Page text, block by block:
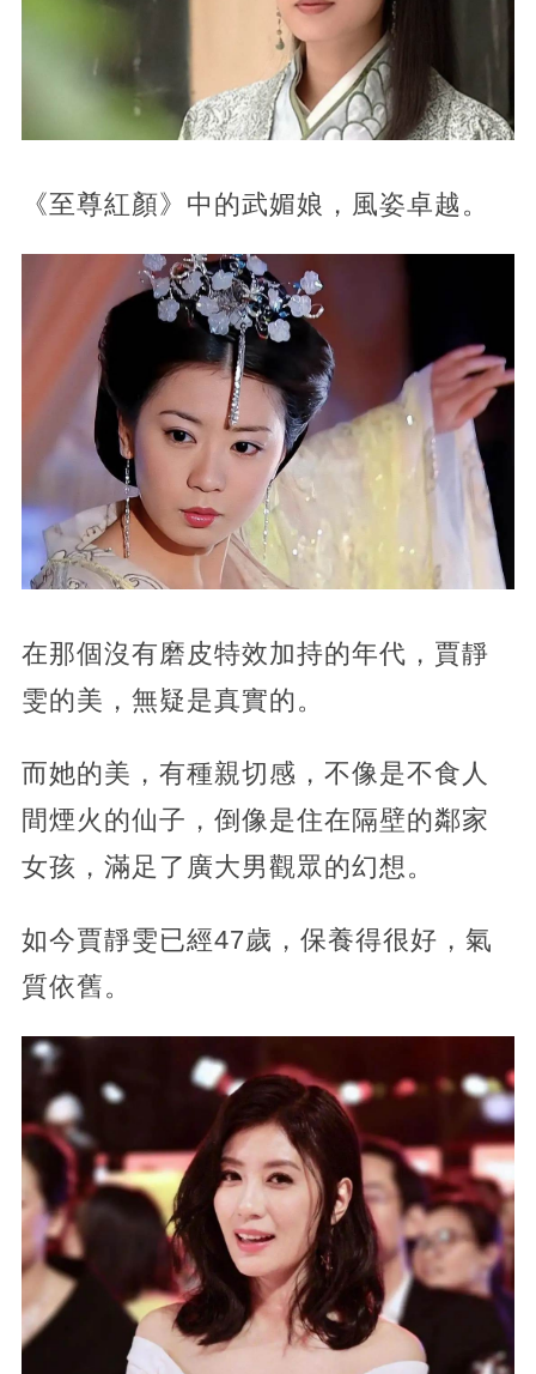
《至尊紅顏》中的武媚娘，風姿卓越。
在那個沒有磨皮特效加持的年代，賈靜
雯的美，無疑是真實的。
而她的美，有種親切感，不像是不食人
間煙火的仙子，倒像是住在隔壁的鄰家
女孩，滿足了廣大男觀眾的幻想。
如今賈靜雯已經47歲，保養得很好，氣
質依舊。